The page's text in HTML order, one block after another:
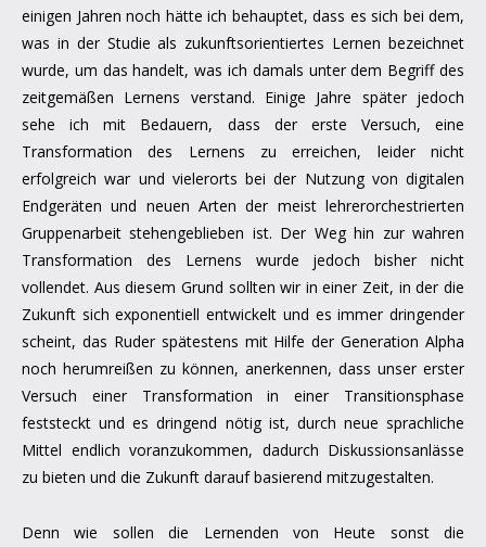
einigen Jahren noch hätte ich behauptet, dass es sich bei dem,
was in der Studie als zukunftsorientiertes Lernen bezeichnet
wurde, um das handelt, was ich damals unter dem Begriff des
zeitgemäßen Lernens verstand. Einige Jahre später jedoch
sehe ich mit Bedauern, dass der erste Versuch, eine
Transformation des Lernens zu erreichen, leider nicht
erfolgreich war und vielerorts bei der Nutzung von digitalen
Endgeräten und neuen Arten der meist lehrerorchestrierten
Gruppenarbeit stehengeblieben ist. Der Weg hin zur wahren
Transformation des Lernens wurde jedoch bisher nicht
vollendet. Aus diesem Grund sollten wir in einer Zeit, in der die
Zukunft sich exponentiell entwickelt und es immer dringender
scheint, das Ruder spätestens mit Hilfe der Generation Alpha
noch herumreißen zu können, anerkennen, dass unser erster
Versuch einer Transformation in einer Transitionsphase
feststeckt und es dringend nötig ist, durch neue sprachliche
Mittel endlich voranzukommen, dadurch Diskussionsanlässe
zu bieten und die Zukunft darauf basierend mitzugestalten.
Denn wie sollen die Lernenden von Heute sonst die